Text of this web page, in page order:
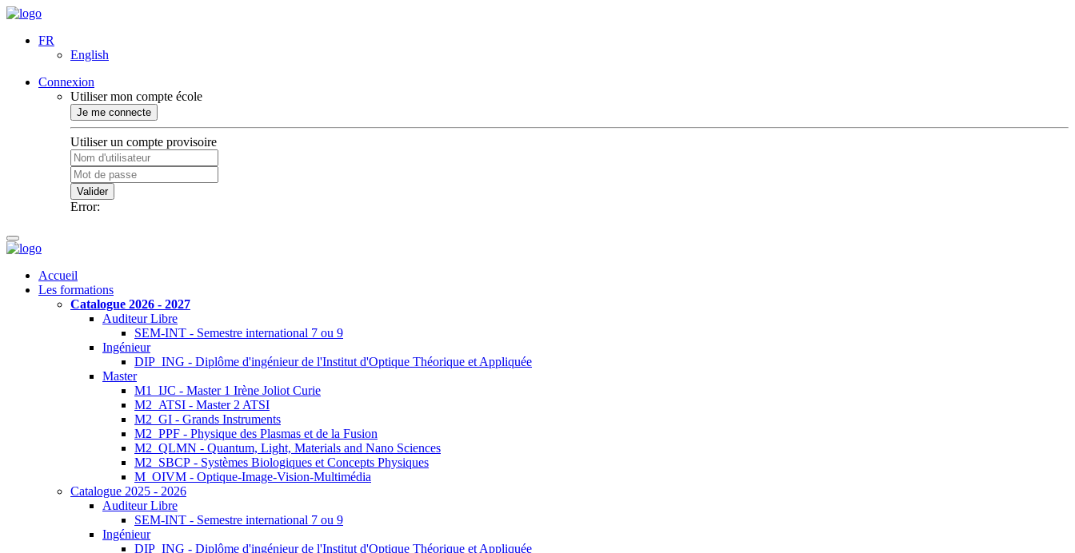
FR
English
Connexion
Utiliser mon compte école
Je me connecte
Utiliser un compte provisoire
Valider
Error:
Accueil
Les formations
Catalogue 2026 - 2027
Auditeur Libre
SEM-INT - Semestre international 7 ou 9
Ingénieur
DIP_ING - Diplôme d'ingénieur de l'Institut d'Optique Théorique et Appliquée
Master
M1_IJC - Master 1 Irène Joliot Curie
M2_ATSI - Master 2 ATSI
M2_GI - Grands Instruments
M2_PPF - Physique des Plasmas et de la Fusion
M2_QLMN - Quantum, Light, Materials and Nano Sciences
M2_SBCP - Systèmes Biologiques et Concepts Physiques
M_OIVM - Optique-Image-Vision-Multimédia
Catalogue 2025 - 2026
Auditeur Libre
SEM-INT - Semestre international 7 ou 9
Ingénieur
DIP_ING - Diplôme d'ingénieur de l'Institut d'Optique Théorique et Appliquée